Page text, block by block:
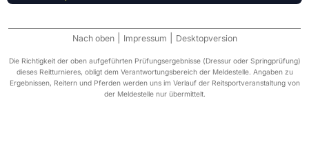
Nach oben Impressum Desktopversion
Die Richtigkeit der oben aufgeführten Prüfungsergebnisse (Dressur oder Springprüfung)
dieses Reitturnieres, obligt dem Verantwortungsbereich der Meldestelle. Angaben zu
Ergebnissen, Reitern und Pferden werden uns im Verlauf der Reitsportveranstaltung von
der Meldestelle nur übermittelt.